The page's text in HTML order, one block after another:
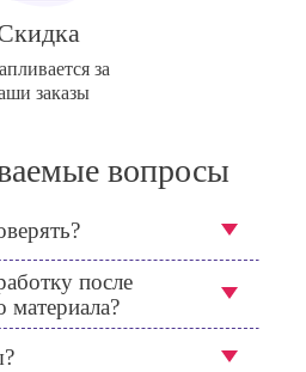
за
заказы
вопросы
после
материала?